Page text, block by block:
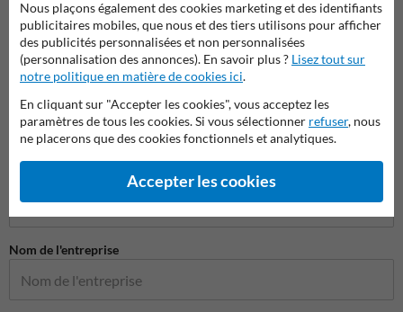
Barrières anti-stationnement
Parkings et aménagements des routes
Nom de l'entreprise
Nous plaçons également des cookies marketing et des identifiants
publicitaires mobiles, que nous et des tiers utilisons pour afficher
des publicités personnalisées et non personnalisées
(personnalisation des annonces). En savoir plus ? Lisez tout sur
notre politique en matière de cookies ici.
En cliquant sur "Accepter les cookies", vous acceptez les
paramètres de tous les cookies. Si vous sélectionner refuser, nous
ne placerons que des cookies fonctionnels et analytiques.
Accepter les cookies